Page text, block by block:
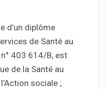
d’un diplôme
de Santé au
403 614/B, est
de la Santé au
sociale ;